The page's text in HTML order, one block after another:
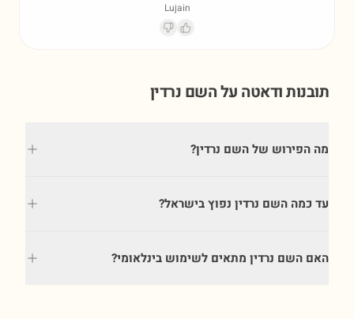
Lujain
תובנות ודאטה על השם נרדין
מה הפירוש של השם נרדין?
עד כמה השם נרדין נפוץ בישראל?
האם השם נרדין מתאים לשימוש בינלאומי?